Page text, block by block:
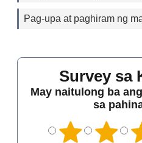
Pag-upa at paghiram ng
Survey sa
May naitulong ba
sa